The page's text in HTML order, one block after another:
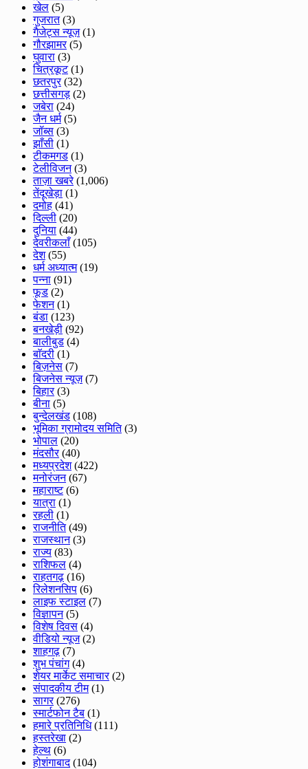
खेल (5)
गुजरात(3)
गैजेट्स न्यूज़(1)
गौरझामर(5)
घुवारा (3)
चित्रकूट(1)
छतरपुर(32)
छत्तीसगड़ (2)
जबेरा (24)
जैन धर्म(5)
जॉब्स (3)
झाँसी (1)
टीकमगड (1)
टेलीविजन(3)
ताज़ा खबरे(1,006)
तेंदूखेड़ा (1)
दमोह (41)
दिल्ली (20)
दुनिया (44)
देवरीकलाँ(105)
देश(55)
धर्म अध्यात्म(19)
पन्ना (91)
फूड (2)
फेशन(1)
बंडा (123)
बनखेड़ी (92)
बालीबुड (4)
बाॅदरी (1)
बिज़नेस (7)
बिजनेस न्यूज़(7)
बिहार(3)
बीना (5)
बुन्देलखंड (108)
भूमिका ग्रामोदय समिति(3)
भोपाल (20)
मंदसौर(40)
मध्यप्रदेश(422)
मनोरंजन(67)
महाराष्ट(6)
यात्रा (1)
रहली (1)
राजनीति(49)
राजस्थान(3)
राज्य (83)
राशिफल (4)
राहतगढ़ (16)
रिलेशनसिप (6)
लाइफ स्टाइल (7)
विज्ञापन(5)
विशेष दिवस (4)
वीडियो न्यूज(2)
शाहगढ़ (7)
शुभ पंचांग(4)
शेयर मार्केट समाचार(2)
संपादकीय टीम(1)
सागर(276)
स्मार्टफोन टैब (1)
हमारे प्रतिनिधि(111)
हस्तरेखा (2)
हेल्थ (6)
होशंगाबाद(104)